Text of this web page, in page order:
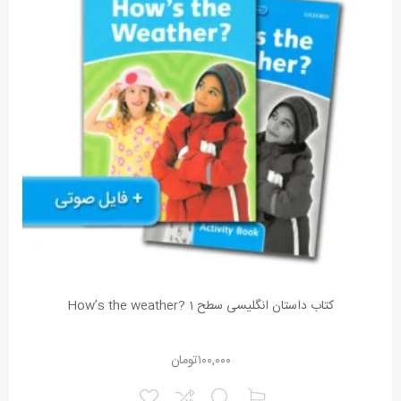
عسکری نژاد
12 ماه پیش
من فقط کتاب total learning رو نیار دارم
دخترم در موسسه دیگری دوره میدید و الان اومده سفیر ولی گویا این کتاب فقط
مخصوص موسسه سفیر هست و تو پکی که ما داشتیم و همچنین در بازار
موجود نیست
لطفا راهنمایی کنید
آیا این نظر برایتان مفید بود؟
همراه عزیز سفیرمال سلام. برای این منظور به شماره پشتیبانی
کتاب داستان انگلیسی سطح 1 ?How’s the weather
تومان۱۰۰,۰۰۰